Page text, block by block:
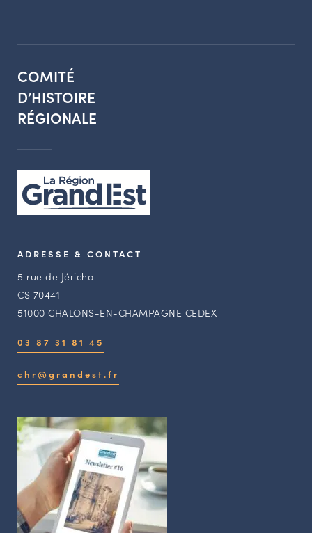
COMITÉ
D’HISTOIRE
RÉGIONALE
ADRESSE & CONTACT
5 rue de Jéricho
CS 70441
51000 CHALONS-EN-CHAMPAGNE CEDEX
03 87 31 81 45
chr@grandest.fr